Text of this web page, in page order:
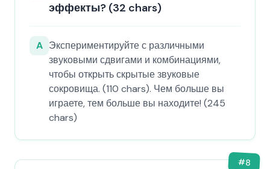
эффекты? (32 chars)
A Экспериментируйте с различными
звуковыми сдвигами и комбинациями,
чтобы открыть скрытые звуковые
сокровища. (110 chars). Чем больше вы
играете, тем больше вы находите! (245
chars)
#8